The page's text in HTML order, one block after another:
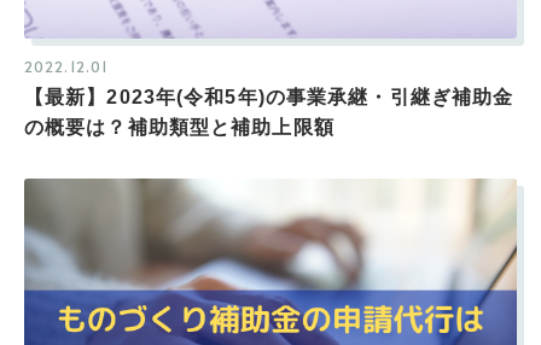
2022.12.01
【最新】2023年(令和5年)の事業承継・引継ぎ補助金
の概要は？補助類型と補助上限額